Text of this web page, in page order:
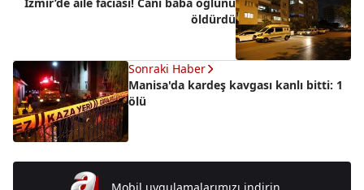
öldürdü
Sonraki Haber
Manisa'da kardeş kavgası kanlı bitti: 1
ölü